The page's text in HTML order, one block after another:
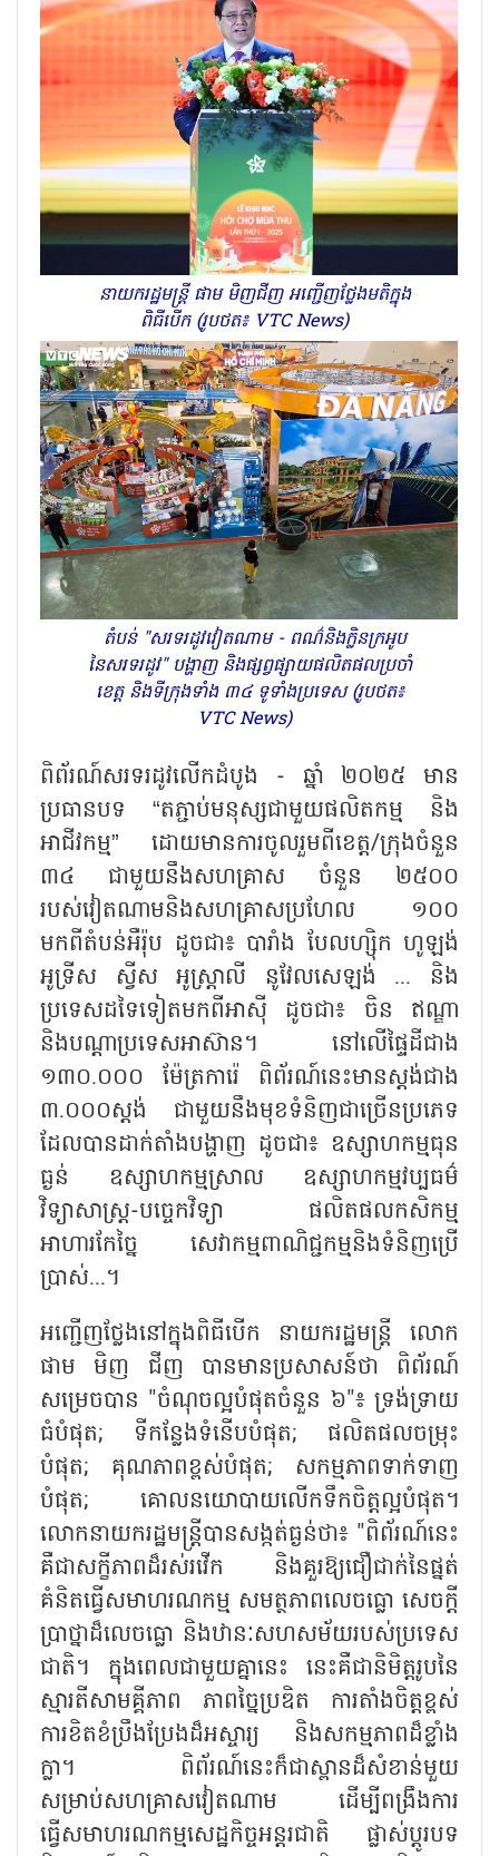
នាយករដ្ឋមន្ត្រី ផាម មិញជីញ អញ្ជើញថ្លែងមតិក្នុង
ពិធីបើក (រូបថត៖ VTC News)
តំបន់ "សរទរដូវវៀតណាម - ពណ៌និងក្លិនក្រអូប
នៃសរទរដូវ" បង្ហាញ និងផ្សព្វផ្សាយផលិតផលប្រចាំ
ខេត្ត និងទីក្រុងទាំង ៣៤ ទូទាំងប្រទេស (រូបថត៖
VTC News)
ពិព័រណ៍សរទរដូវលើកដំបូង - ឆ្នាំ ២០២៥ មាន
ប្រធានបទ “តភ្ជាប់មនុស្សជាមួយផលិតកម្ម និង
អាជីវកម្ម” ដោយមានការចូលរួមពីខេត្ត/ក្រុងចំនួន
៣៤ ជាមួយនឹងសហគ្រាស ចំនួន ២៥០០
របស់វៀតណាមនិងសហគ្រាសប្រហែល ១០០
មកពីតំបន់អឺរ៉ុប ដូចជា៖ បារាំង បែលហ្ស៊ិក ហូឡង់
អូទ្រីស ស្វីស អូស្ត្រាលី នូវែលសេឡង់ ... និង
ប្រទេសដទៃទៀតមកពីអាស៊ី ដូចជា៖ ចិន ឥណ្ឌា
និងបណ្តាប្រទេសអាស៊ាន។ នៅលើផ្ទៃដីជាង
១៣០.០០០ ម៉ែត្រការ៉េ ពិព័រណ៍នេះមានស្តង់ជាង
៣.០០០ស្តង់ ជាមួយនឹងមុខទំនិញជាច្រើនប្រភេទ
ដែលបានដាក់តាំងបង្ហាញ ដូចជា៖ ឧស្សាហកម្មធុន
ធ្ងន់ ឧស្សាហកម្មស្រាល ឧស្សាហកម្មវប្បធម៌
វិទ្យាសាស្ត្រ-បច្ចេកវិទ្យា ផលិតផលកសិកម្ម
អាហារកែច្នៃ សេវាកម្មពាណិជ្ជកម្មនិងទំនិញប្រើ
ប្រាស់...។
អញ្ជើញថ្លែងនៅក្នុងពិធីបើក នាយករដ្ឋមន្ត្រី លោក
ផាម មិញ ជីញ បានមានប្រសាសន៍ថា ពិព័រណ៍
សម្រេចបាន "ចំណុចល្អបំផុតចំនួន ៦"៖ ទ្រង់ទ្រាយ
ធំបំផុត; ទីកន្លែងទំនើបបំផុត; ផលិតផលចម្រុះ
បំផុត; គុណភាពខ្ពស់បំផុត; សកម្មភាពទាក់ទាញ
បំផុត; គោលនយោបាយលើកទឹកចិត្តល្អបំផុត។
លោកនាយករដ្ឋមន្ត្រីបានសង្កត់ធ្ងន់ថា៖ "ពិព័រណ៍នេះ
គឺជាសក្ខីភាពដ៏រស់រវើក និងគួរឱ្យជឿជាក់នៃផ្នត់
គំនិតធ្វើសមាហរណកម្ម សមត្ថភាពលេចធ្លោ សេចក្តី
ប្រាថ្នាដ៏លេចធ្លោ និងឋានៈសហសម័យរបស់ប្រទេស
ជាតិ។ ក្នុងពេលជាមួយគ្នានេះ នេះគឺជានិមិត្តរូបនៃ
ស្មារតីសាមគ្គីភាព ភាពច្នៃប្រឌិត ការតាំងចិត្តខ្ពស់
ការខិតខំប្រឹងប្រែងដ៏អស្ចារ្យ និងសកម្មភាពដ៏ខ្លាំង
ក្លា។ ពិព័រណ៍នេះក៏ជាស្ពានដ៏សំខាន់មួយ
សម្រាប់សហគ្រាសវៀតណាម ដើម្បីពង្រឹងការ
ធ្វើសមាហរណកម្មសេដ្ឋកិច្ចអន្តរជាតិ ផ្លាស់ប្តូរបទ